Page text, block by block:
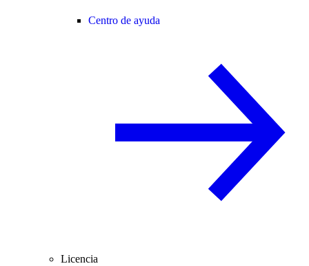
Centro de ayuda
Licencia